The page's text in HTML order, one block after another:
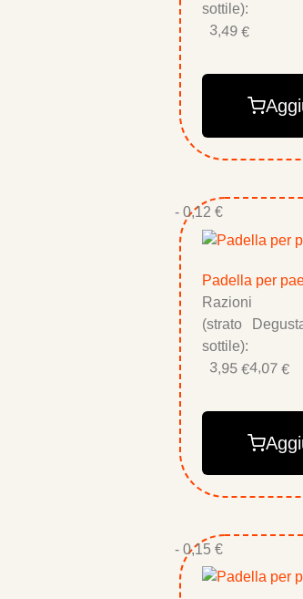
sottile):
3,49 €
- 0,12 €
Padella per
Razioni
(strato
sottile):
3,95 €4,07 €
- 0,15 €